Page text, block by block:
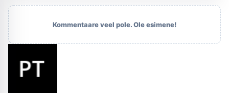
Kommentaare veel pole. Ole esimene!